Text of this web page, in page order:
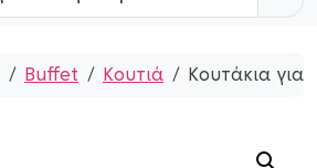
Buffet Κουτιά Κουτάκια